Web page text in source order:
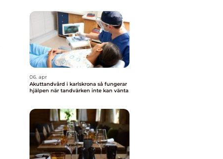
06. apr
Akuttandvård i karlskrona så fungerar
hjälpen när tandvärken inte kan vänta